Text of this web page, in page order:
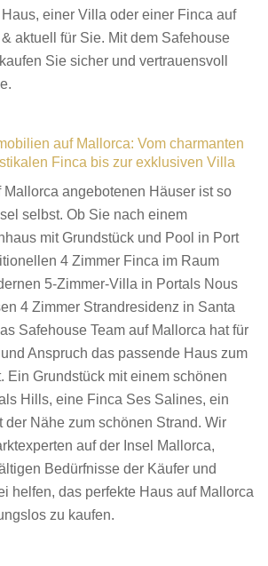
einer Villa oder einer Finca auf
aktuell für Sie. Mit dem Safehouse
Sie sicher und vertrauensvoll
auf Mallorca: Vom charmanten
Finca bis zur exklusiven Villa
Mallorca angebotenen Häuser ist so
selbst. Ob Sie nach einem
mit Grundstück und Pool in Port
4 Zimmer Finca im Raum
5-Zimmer-Villa in Portals Nous
4 Zimmer Strandresidenz in Santa
Safehouse Team auf Mallorca hat für
Anspruch das passende Haus zum
Ein Grundstück mit einem schönen
Hills, eine Finca Ses Salines, ein
der Nähe zum schönen Strand. Wir
auf der Insel Mallorca,
Bedürfnisse der Käufer und
helfen, das perfekte Haus auf Mallorca
zu kaufen.